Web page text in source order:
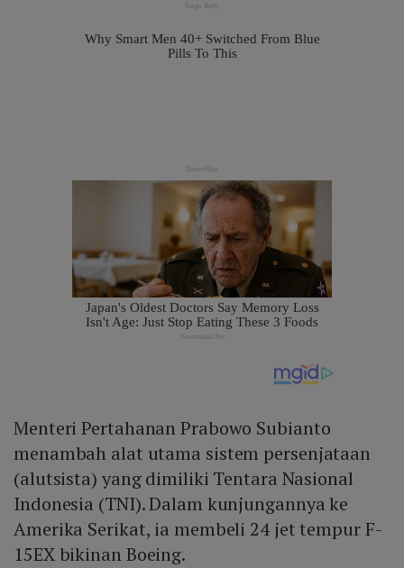
Menteri Pertahanan Prabowo Subianto
menambah alat utama sistem persenjataan
(alutsista) yang dimiliki Tentara Nasional
Indonesia (TNI). Dalam kunjungannya ke
Amerika Serikat, ia membeli 24 jet tempur F-
15EX bikinan Boeing.